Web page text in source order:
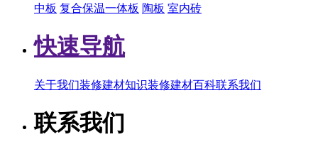
中板 复合保温一体板 陶板 室内砖
快速导航
关于我们装修建材知识装修建材百科联系我们
联系我们